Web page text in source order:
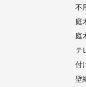
不
庭
庭
テ
付
壁